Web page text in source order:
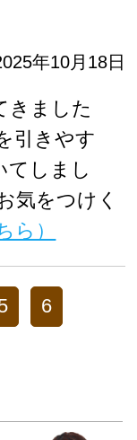
年10月18日
きました
引きやす
てしまし
気をつけく
ら）
6